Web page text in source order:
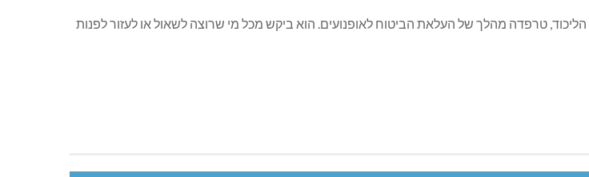
וציין כי התפקדות של 1,500 אופנוענים למרכז הליכוד, טרפדה מהלך של העלאת הביטוח לאופנועים. הוא ביקש מכל מי שרוצה לשאול או לעזור לפנות